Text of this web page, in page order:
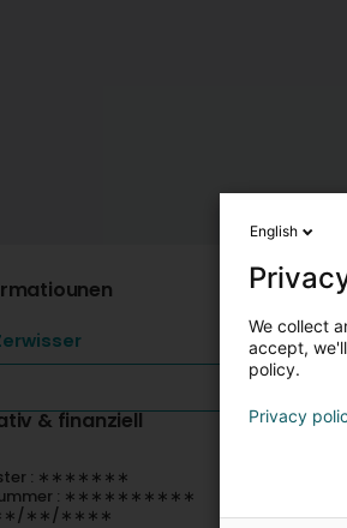
& finanziell
: ∗∗∗∗∗∗∗
: ∗∗∗∗∗∗∗∗∗∗
∗∗/∗∗/∗∗∗∗
English
We collect
accept,
policy.
Privacy